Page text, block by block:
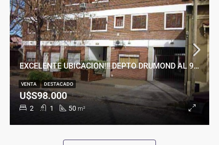
EXCELENTE UBICACION!!! DEPTO DRUMOND AL 900
2 1 50 m²
U$S98.000
VENTA DESTACADO